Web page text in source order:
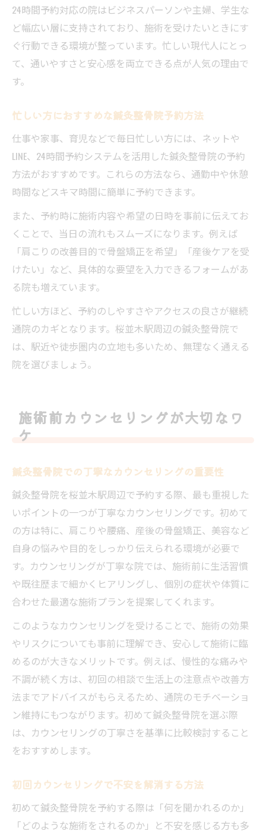
24時間予約対応の院はビジネスパーソンや主婦、学生な
ど幅広い層に支持されており、施術を受けたいときにす
ぐ行動できる環境が整っています。忙しい現代人にとっ
て、通いやすさと安心感を両立できる点が人気の理由で
す。
忙しい方におすすめな鍼灸整骨院予約方法
仕事や家事、育児などで毎日忙しい方には、ネットや
LINE、24時間予約システムを活用した鍼灸整骨院の予約
方法がおすすめです。これらの方法なら、通勤中や休憩
時間などスキマ時間に簡単に予約できます。
また、予約時に施術内容や希望の日時を事前に伝えてお
くことで、当日の流れもスムーズになります。例えば
「肩こりの改善目的で骨盤矯正を希望」「産後ケアを受
けたい」など、具体的な要望を入力できるフォームがあ
る院も増えています。
忙しい方ほど、予約のしやすさやアクセスの良さが継続
通院のカギとなります。桜並木駅周辺の鍼灸整骨院で
は、駅近や徒歩圏内の立地も多いため、無理なく通える
院を選びましょう。
施術前カウンセリングが大切なワ
ケ
鍼灸整骨院での丁寧なカウンセリングの重要性
鍼灸整骨院を桜並木駅周辺で予約する際、最も重視した
いポイントの一つが丁寧なカウンセリングです。初めて
の方は特に、肩こりや腰痛、産後の骨盤矯正、美容など
自身の悩みや目的をしっかり伝えられる環境が必要で
す。カウンセリングが丁寧な院では、施術前に生活習慣
や既往歴まで細かくヒアリングし、個別の症状や体質に
合わせた最適な施術プランを提案してくれます。
このようなカウンセリングを受けることで、施術の効果
やリスクについても事前に理解でき、安心して施術に臨
めるのが大きなメリットです。例えば、慢性的な痛みや
不調が続く方は、初回の相談で生活上の注意点や改善方
法までアドバイスがもらえるため、通院のモチベーショ
ン維持にもつながります。初めて鍼灸整骨院を選ぶ際
は、カウンセリングの丁寧さを基準に比較検討すること
をおすすめします。
初回カウンセリングで不安を解消する方法
初めて鍼灸整骨院を予約する際は「何を聞かれるのか」
「どのような施術をされるのか」と不安を感じる方も多